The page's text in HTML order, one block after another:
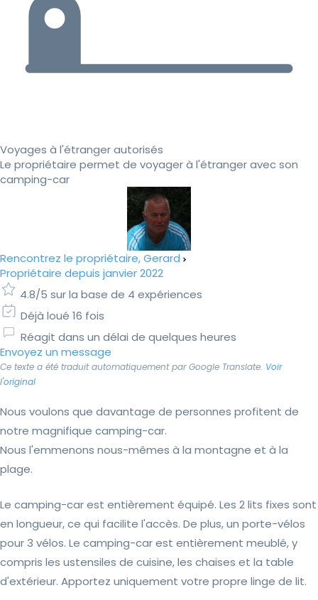
Voyages à l'étranger autorisés
Le propriétaire permet de voyager à l'étranger avec son
camping-car
Rencontrez le propriétaire, Gerard
Propriétaire depuis janvier 2022
4.8/5 sur la base de 4 expériences
Déjà loué 16 fois
Réagit dans un délai de quelques heures
Envoyez un message
Ce texte a été traduit automatiquement par Google Translate. Voir
l'original
Nous voulons que davantage de personnes profitent de
notre magnifique camping-car.
Nous l'emmenons nous-mêmes à la montagne et à la
plage.
Le camping-car est entièrement équipé. Les 2 lits fixes sont
en longueur, ce qui facilite l'accès. De plus, un porte-vélos
pour 3 vélos. Le camping-car est entièrement meublé, y
compris les ustensiles de cuisine, les chaises et la table
d'extérieur. Apportez uniquement votre propre linge de lit.